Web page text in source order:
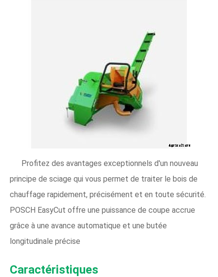
Profitez des avantages exceptionnels d'un nouveau
principe de sciage qui vous permet de traiter le bois de
chauffage rapidement, précisément et en toute sécurité.
POSCH EasyCut offre une puissance de coupe accrue
grâce à une avance automatique et une butée
longitudinale précise
Caractéristiques